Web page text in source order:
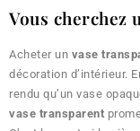
Vous cherchez
Acheter un vase
décoration d’intérieur.
rendu qu’un vase
vase transparent